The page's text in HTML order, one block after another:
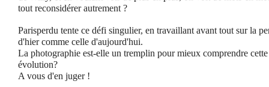
tout reconsidérer autrement ?
Parisperdu tente ce défi singulier, en travaillant avant tout sur la
d'hier comme celle d'aujourd'hui.
La photographie est-elle un tremplin pour mieux comprendre
évolution?
A vous d'en juger !